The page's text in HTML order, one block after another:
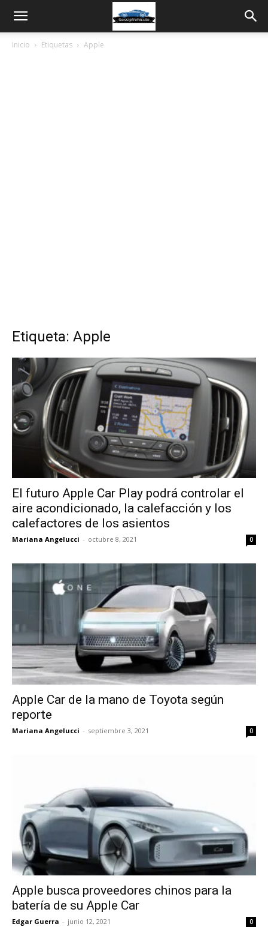
Inicio Etiquetas Apple
Etiqueta: Apple
El futuro Apple Car Play podrá controlar el
aire acondicionado, la calefacción y los
calefactores de los asientos
Mariana Angelucci - octubre 8, 2021 0
Apple Car de la mano de Toyota según
reporte
Mariana Angelucci - septiembre 3, 2021 0
Apple busca proveedores chinos para la
batería de su Apple Car
Edgar Guerra - junio 12, 2021 0